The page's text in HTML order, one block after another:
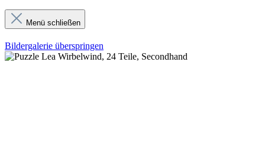
Menü schließen
Bildergalerie überspringen